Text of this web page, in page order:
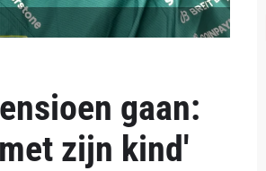
gaan:
zijn kind'